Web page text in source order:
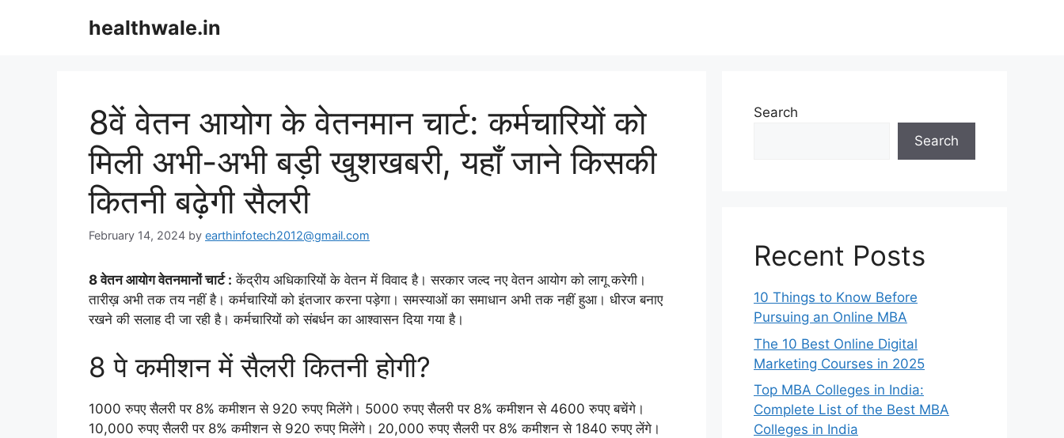
healthwale.in
8वें वेतन आयोग के वेतनमान चार्ट: कर्मचारियों को
मिली अभी-अभी बड़ी खुशखबरी, यहाँ जाने किसकी
कितनी बढ़ेगी सैलरी
February 14, 2024 by earthinfotech2012@gmail.com
8 वेतन आयोग वेतनमानों चार्ट : केंद्रीय अधिकारियों के वेतन में विवाद है। सरकार जल्द नए वेतन आयोग को लागू करेगी।
तारीख़ अभी तक तय नहीं है। कर्मचारियों को इंतजार करना पड़ेगा। समस्याओं का समाधान अभी तक नहीं हुआ। धीरज बनाए
रखने की सलाह दी जा रही है। कर्मचारियों को संबर्धन का आश्वासन दिया गया है।
8 पे कमीशन में सैलरी कितनी होगी?
1000 रुपए सैलरी पर 8% कमीशन से 920 रुपए मिलेंगे। 5000 रुपए सैलरी पर 8% कमीशन से 4600 रुपए बचेंगे।
10,000 रुपए सैलरी पर 8% कमीशन से 920 रुपए मिलेंगे। 20,000 रुपए सैलरी पर 8% कमीशन से 1840 रुपए लेंगे।
Search
Search
Recent Posts
10 Things to Know Before
Pursuing an Online MBA
The 10 Best Online Digital
Marketing Courses in 2025
Top MBA Colleges in India:
Complete List of the Best MBA
Colleges in India